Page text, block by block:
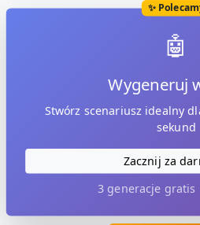
✨
🤖
Wygeneruj
Stwórz scenariusz idealny
sekund
Zacznij za
3 generacje gratis